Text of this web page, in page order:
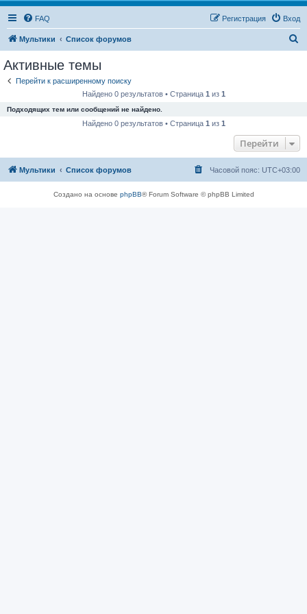
FAQ Вход
Регистрация
Мультики Список форумов
Активные темы
Перейти к расширенному поиску
Найдено 0 результатов • Страница 1 из 1
Подходящих тем или сообщений не найдено.
Найдено 0 результатов • Страница 1 из 1
Перейти
Мультики Список форумов Часовой пояс: UTC+03:00
Создано на основе phpBB® Forum Software © phpBB Limited